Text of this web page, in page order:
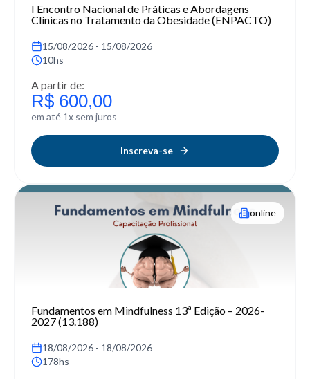
I Encontro Nacional de Práticas e Abordagens
Clínicas no Tratamento da Obesidade (ENPACTO)
15/08/2026 - 15/08/2026
10hs
A partir de:
R$ 600,00
em até 1x sem juros
Inscreva-se
online
Fundamentos em Mindfulness 13ª Edição – 2026-
2027 (13.188)
18/08/2026 - 18/08/2026
178hs